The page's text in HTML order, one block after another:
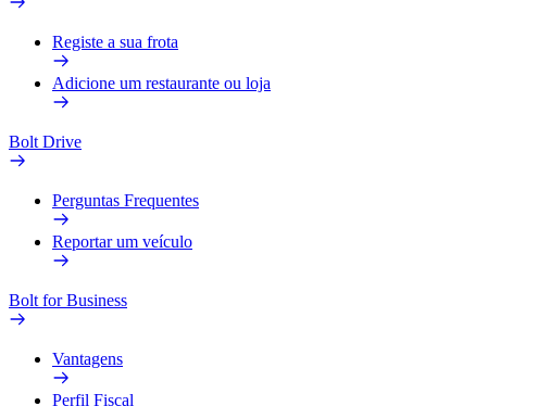
Registe a sua frota
Adicione um restaurante ou loja
Bolt Drive
Perguntas Frequentes
Reportar um veículo
Bolt for Business
Vantagens
Perfil Fiscal